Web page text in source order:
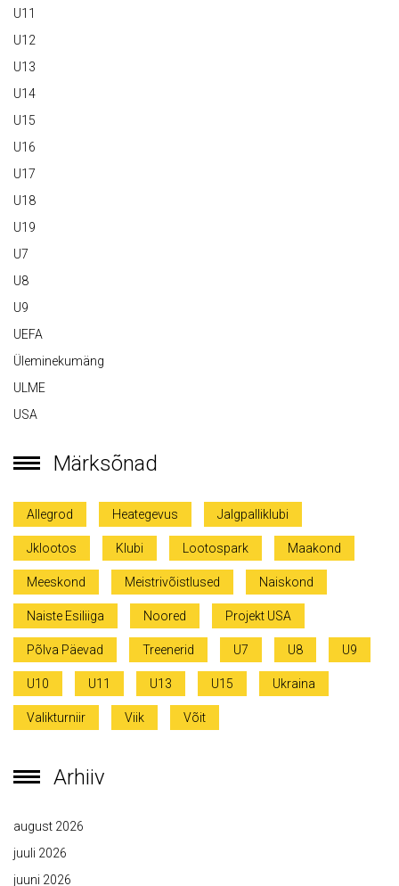
U11
U12
U13
U14
U15
U16
U17
U18
U19
U7
U8
U9
UEFA
Üleminekumäng
ULME
USA
Märksõnad
Allegrod Heategevus Jalgpalliklubi
Jklootos Klubi Lootospark Maakond
Meeskond Meistrivõistlused Naiskond
Naiste Esiliiga Noored Projekt USA
Põlva Päevad Treenerid U7 U8 U9
U10 U11 U13 U15 Ukraina
Valikturniir Viik Võit
Arhiiv
august 2026
juuli 2026
juuni 2026